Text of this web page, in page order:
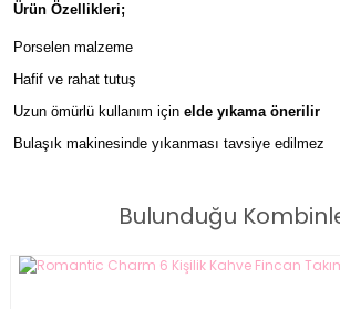
Ürün Özellikleri;
Porselen malzeme
Hafif ve rahat tutuş
Uzun ömürlü kullanım için elde yıkama önerilir
Bulaşık makinesinde yıkanması tavsiye edilmez
Bulunduğu